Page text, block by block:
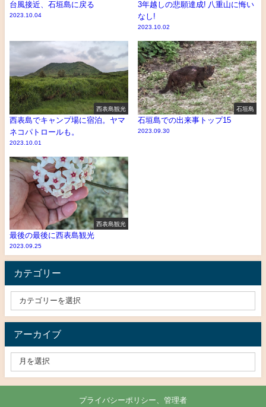
台風接近、石垣島に戻る
2023.10.04
3年越しの悲願達成! 八重山に悔い
なし!
2023.10.02
西表島観光
西表島でキャンプ場に宿泊。ヤマ
ネコパトロールも。
2023.10.01
石垣島
石垣島での出来事トップ15
2023.09.30
西表島観光
最後の最後に西表島観光
2023.09.25
カテゴリー
アーカイブ
プライバシーポリシー、管理者